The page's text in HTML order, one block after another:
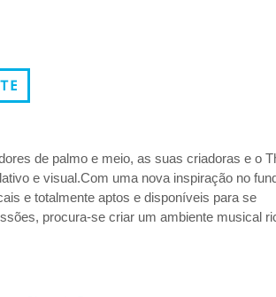
de palmo e meio, as suas criadoras e o
e visual.Com uma nova inspiração no
e totalmente aptos e disponíveis para se
procura-se criar um ambiente musical